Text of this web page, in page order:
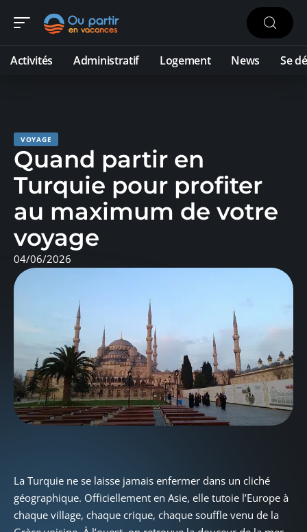
Activités Administratif Logement News Se
VOYAGE
Quand partir en
Turquie pour profiter
au maximum de votre
voyage
04/06/2026
La Turquie ne se laisse jamais enfermer dans un cliché
géographique. Officiellement en Asie, elle tutoie l’Europe à
chaque village, chaque crique, chaque souffle venu de la